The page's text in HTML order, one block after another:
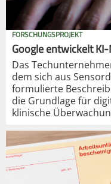
FORSCHUNGSPROJEKT
Google entwickelt
Das
dem sich aus
formulierte
die Grundlage für
klinische